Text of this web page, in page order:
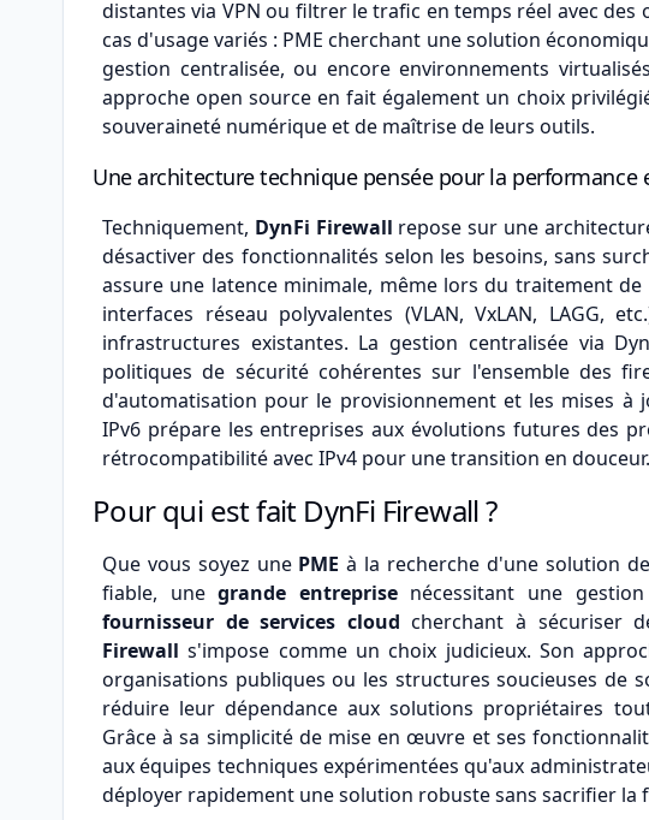
distantes via VPN ou filtrer le trafic en temps réel avec des
cas d'usage variés : PME cherchant une solution
gestion centralisée, ou encore environnements
approche open source en fait également un choix
souveraineté numérique et de maîtrise de leurs outils.
Une architecture technique pensée pour la performance
Techniquement, DynFi Firewall repose sur une
désactiver des fonctionnalités selon les besoins, sans
assure une latence minimale, même lors du traitement
interfaces réseau polyvalentes (VLAN, VxLAN, LAGG,
infrastructures existantes. La gestion centralisée via
politiques de sécurité cohérentes sur l'ensemble des
d'automatisation pour le provisionnement et les mises à
IPv6 prépare les entreprises aux évolutions futures des
rétrocompatibilité avec IPv4 pour une transition en douceur.
Pour qui est fait DynFi Firewall ?
Que vous soyez une PME à la recherche d'une solution
fiable, unegrande entreprisenécessitant une
fournisseur de services cloud cherchant à sécuriser
Firewall s'impose comme un choix judicieux. Son
organisations publiques ou les structures soucieuses de
réduire leur dépendance aux solutions propriétaires
Grâce à sa simplicité de mise en œuvre et ses
aux équipes techniques expérimentées qu'aux
déployer rapidement une solution robuste sans sacrifier la